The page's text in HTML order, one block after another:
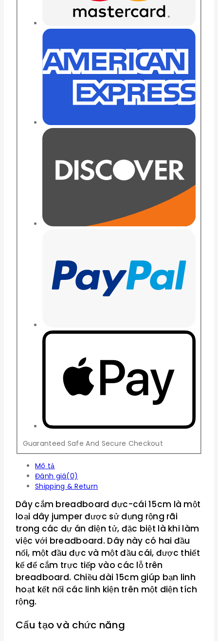
Guaranteed Safe And Secure Checkout
Mô tả
Đánh giá(0)
Shipping & Return
Dây cắm breadboard đực-cái 15cm là một
loại dây jumper được sử dụng rộng rãi
trong các dự án điện tử, đặc biệt là khi làm
việc với breadboard. Dây này có hai đầu
nối, một đầu đực và một đầu cái, được thiết
kế để cắm trực tiếp vào các lỗ trên
breadboard. Chiều dài 15cm giúp bạn linh
hoạt kết nối các linh kiện trên một diện tích
rộng.
Cấu tạo và chức năng